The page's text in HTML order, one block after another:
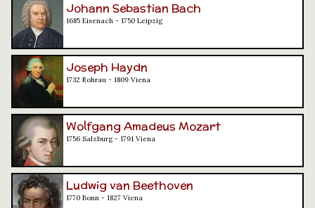
Johann Sebastian Bach
1685 Eisenach - 1750 Leipzig
Joseph Haydn
1732 Rohrau - 1809 Viena
Wolfgang Amadeus Mozart
1756 Salzburg - 1791 Viena
Ludwig van Beethoven
1770 Bonn - 1827 Viena